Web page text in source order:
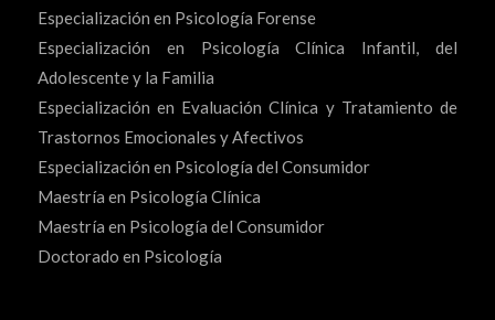
Especialización en Psicología Forense
Especialización en Psicología Clínica Infantil, del
Adolescente y la Familia
Especialización en Evaluación Clínica y Tratamiento de
Trastornos Emocionales y Afectivos
Especialización en Psicología del Consumidor
Maestría en Psicología Clínica
Maestría en Psicología del Consumidor
Doctorado en Psicología